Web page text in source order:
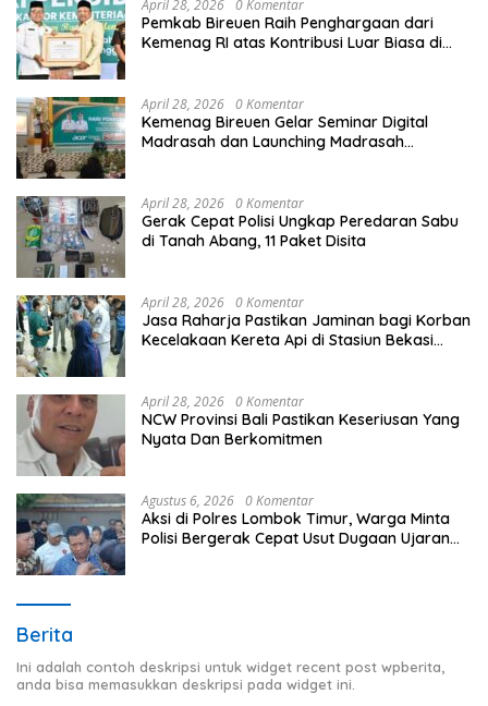
April 28, 2026 0 Komentar
Pemkab Bireuen Raih Penghargaan dari
Kemenag RI atas Kontribusi Luar Biasa di
April 28, 2026 0 Komentar
Kemenag Bireuen Gelar Seminar Digital
Madrasah dan Launching Madrasah
April 28, 2026 0 Komentar
Gerak Cepat Polisi Ungkap Peredaran Sabu
di Tanah Abang, 11 Paket Disita
April 28, 2026 0 Komentar
Jasa Raharja Pastikan Jaminan bagi Korban
Kecelakaan Kereta Api di Stasiun Bekasi
April 28, 2026 0 Komentar
NCW Provinsi Bali Pastikan Keseriusan Yang
Nyata Dan Berkomitmen
Agustus 6, 2026 0 Komentar
Aksi di Polres Lombok Timur, Warga Minta
Polisi Bergerak Cepat Usut Dugaan Ujaran
Berita
Ini adalah contoh deskripsi untuk widget recent post wpberita,
anda bisa memasukkan deskripsi pada widget ini.